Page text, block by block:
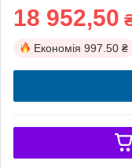
18 952,50
Економія 997.50 ₴